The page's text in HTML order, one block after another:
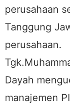
perusahaan
Tanggung
perusahaan.
Dayah
manajemen